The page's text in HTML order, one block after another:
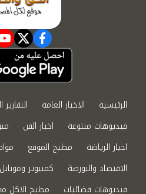
facebook
الرئيسية الاخبار العامة
فيديوهات متنوعة
اخبار الفن
اخبار الرياضة
مطبخ الموقع
الاقتصاد والبورصة
كمبيوتر وموبايل
فيديوهات فضائيات
مطبخ الاكل